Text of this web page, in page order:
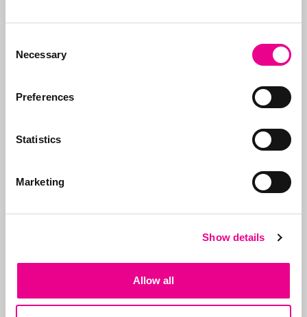
Selection
Necessary
Preferences
Statistics
Marketing
Show details
Allow all
Abcor is gespecialiseerd
merken- en
wereldwijd voor zowel
internationale
eerste Benelux
klant te ontzorgen en